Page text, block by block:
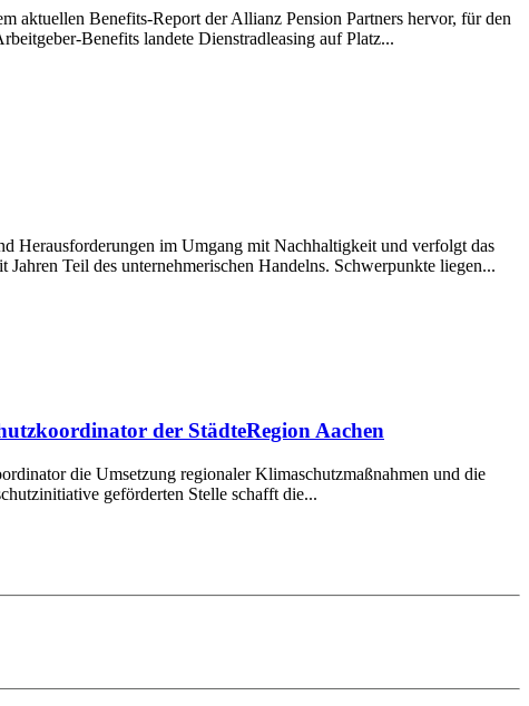
aktuellen Benefits-Report der Allianz Pension Partners hervor, für den
Benefits landete Dienstradleasing auf Platz...
Herausforderungen im Umgang mit Nachhaltigkeit und verfolgt das
Teil des unternehmerischen Handelns. Schwerpunkte liegen...
der StädteRegion Aachen
die Umsetzung regionaler Klimaschutzmaßnahmen und die
geförderten Stelle schafft die...